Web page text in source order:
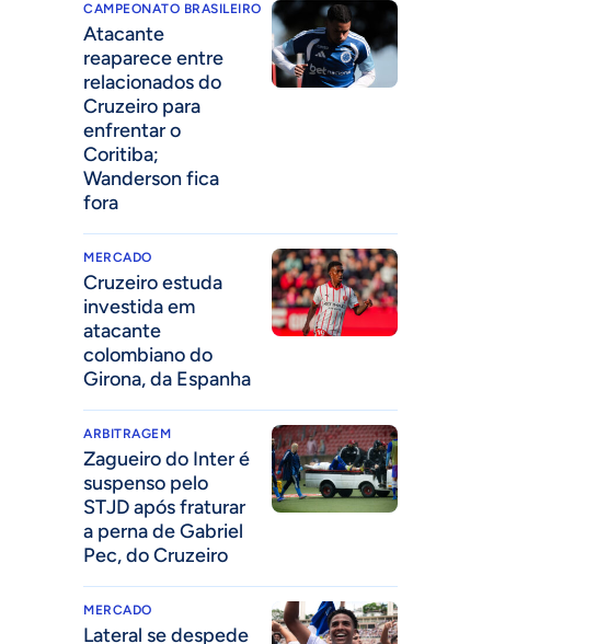
CAMPEONATO BRASILEIRO
Atacante
reaparece entre
relacionados do
Cruzeiro para
enfrentar o
Coritiba;
Wanderson fica
fora
MERCADO
Cruzeiro estuda
investida em
atacante
colombiano do
Girona, da Espanha
ARBITRAGEM
Zagueiro do Inter é
suspenso pelo
STJD após fraturar
a perna de Gabriel
Pec, do Cruzeiro
MERCADO
Lateral se despede